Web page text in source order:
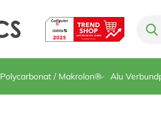
Polycarbonat / Makrolon® Alu